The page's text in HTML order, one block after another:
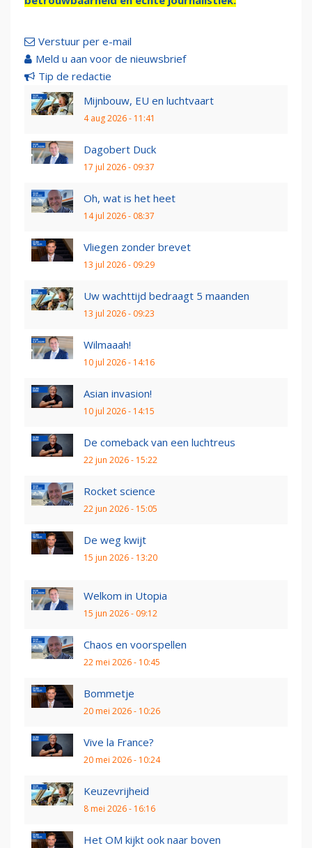
Verstuur per e-mail
Meld u aan voor de nieuwsbrief
Tip de redactie
Mijnbouw, EU en luchtvaart
4 aug 2026 - 11:41
Dagobert Duck
17 jul 2026 - 09:37
Oh, wat is het heet
14 jul 2026 - 08:37
Vliegen zonder brevet
13 jul 2026 - 09:29
Uw wachttijd bedraagt 5 maanden
13 jul 2026 - 09:23
Wilmaaah!
10 jul 2026 - 14:16
Asian invasion!
10 jul 2026 - 14:15
De comeback van een luchtreus
22 jun 2026 - 15:22
Rocket science
22 jun 2026 - 15:05
De weg kwijt
15 jun 2026 - 13:20
Welkom in Utopia
15 jun 2026 - 09:12
Chaos en voorspellen
22 mei 2026 - 10:45
Bommetje
20 mei 2026 - 10:26
Vive la France?
20 mei 2026 - 10:24
Keuzevrijheid
8 mei 2026 - 16:16
Het OM kijkt ook naar boven